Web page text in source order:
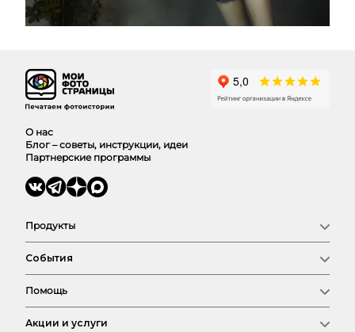
О нас
Блог – советы, инструкции, идеи
Партнерские программы
Продукты
Фото
Календари
Выпускные
Сертификат
Магазин
События
Семья
Любовь
Детские
Помощь
Оплата и доставка
Акции и услуги